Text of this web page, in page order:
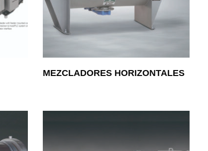
MEZCLADORES HORIZONTALES